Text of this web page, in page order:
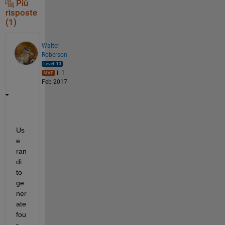
Più
risposte
(1)
Walter
Roberson
il 1
Feb 2017
Us
e
ran
di
to
ge
ner
ate
fou